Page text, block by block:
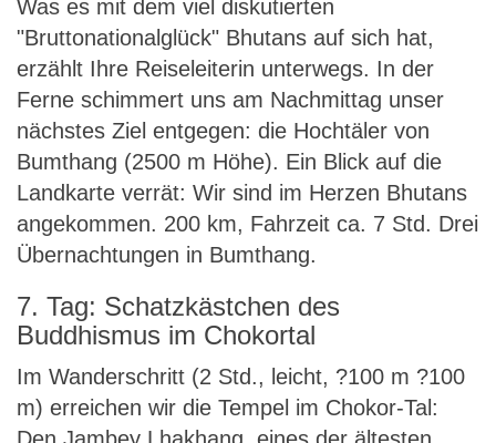
Was es mit dem viel diskutierten
"Bruttonationalglück" Bhutans auf sich hat,
erzählt Ihre Reiseleiterin unterwegs. In der
Ferne schimmert uns am Nachmittag unser
nächstes Ziel entgegen: die Hochtäler von
Bumthang (2500 m Höhe). Ein Blick auf die
Landkarte verrät: Wir sind im Herzen Bhutans
angekommen. 200 km, Fahrzeit ca. 7 Std. Drei
Übernachtungen in Bumthang.
7. Tag: Schatzkästchen des
Buddhismus im Chokortal
Im Wanderschritt (2 Std., leicht, ?100 m ?100
m) erreichen wir die Tempel im Chokor-Tal: